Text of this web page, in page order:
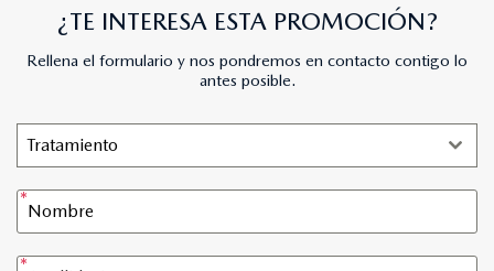
¿TE INTERESA ESTA PROMOCIÓN?
Rellena el formulario y nos pondremos en contacto contigo lo
antes posible.
Tratamiento